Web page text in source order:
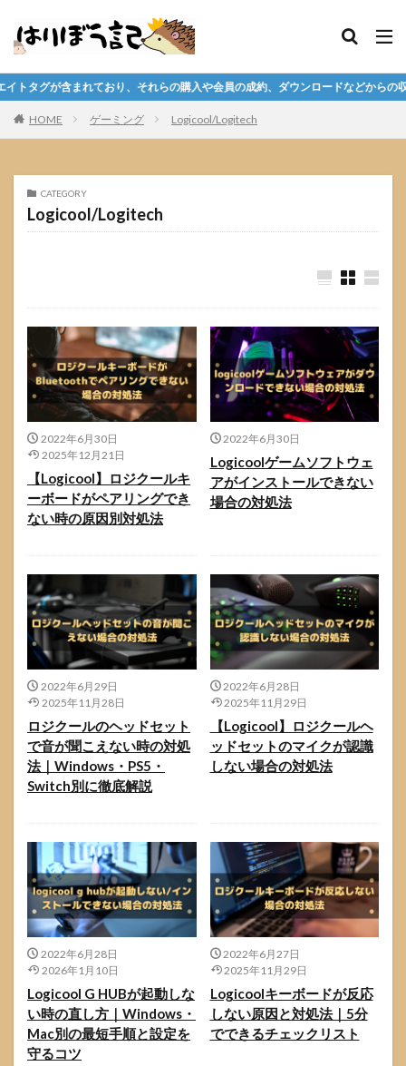
が含まれており、それらの購入や会員の成約、ダウンロードなどからの収益
HOME ゲーミング Logicool/Logitech
CATEGORY
Logicool/Logitech
2022年6月30日
2025年12月21日
【Logicool】ロジクールキ
ーボードがペアリングでき
ない時の原因別対処法
2022年6月30日
Logicoolゲームソフトウェ
アがインストールできない
場合の対処法
2022年6月29日
2025年11月28日
ロジクールのヘッドセット
で音が聞こえない時の対処
法｜Windows・PS5・
Switch別に徹底解説
2022年6月28日
2025年11月29日
【Logicool】ロジクールヘ
ッドセットのマイクが認識
しない場合の対処法
2022年6月28日
2026年1月10日
Logicool G HUBが起動しな
い時の直し方｜Windows・
Mac別の最短手順と設定を
守るコツ
2022年6月27日
2025年11月29日
Logicoolキーボードが反応
しない原因と対処法｜5分
でできるチェックリスト